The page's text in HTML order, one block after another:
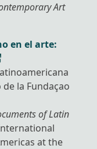
Art
en el arte:
de la Fundaçao
of Latin
at the